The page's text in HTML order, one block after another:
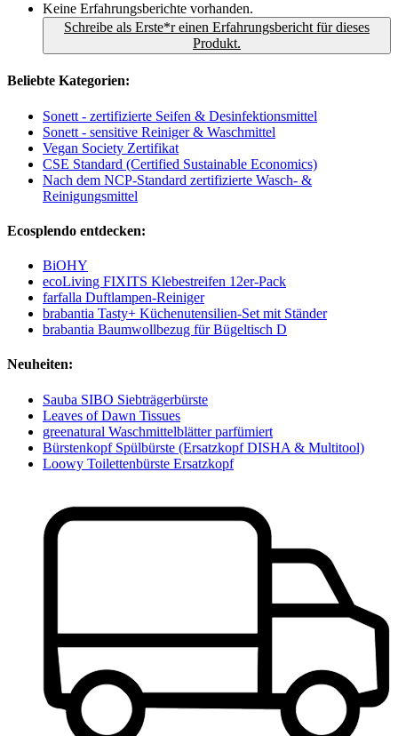
Keine Erfahrungsberichte vorhanden.
Schreibe als Erste*r einen Erfahrungsbericht für dieses
Produkt.
Beliebte Kategorien:
Sonett - zertifizierte Seifen & Desinfektionsmittel
Sonett - sensitive Reiniger & Waschmittel
Vegan Society Zertifikat
CSE Standard (Certified Sustainable Economics)
Nach dem NCP-Standard zertifizierte Wasch- &
Reinigungsmittel
Ecosplendo entdecken:
BiOHY
ecoLiving FIXITS Klebestreifen 12er-Pack
farfalla Duftlampen-Reiniger
brabantia Tasty+ Küchenutensilien-Set mit Ständer
brabantia Baumwollbezug für Bügeltisch D
Neuheiten:
Sauba SIBO Siebträgerbürste
Leaves of Dawn Tissues
greenatural Waschmittelblätter parfümiert
Bürstenkopf Spülbürste (Ersatzkopf DISHA & Multitool)
Loowy Toilettenbürste Ersatzkopf